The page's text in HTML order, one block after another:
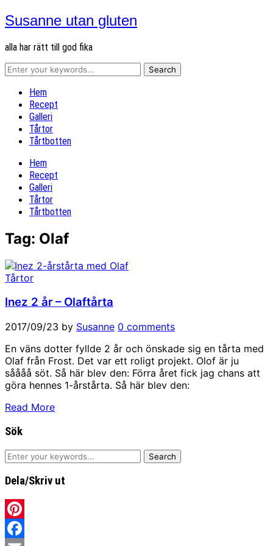
Susanne utan gluten
alla har rätt till god fika
Hem
Recept
Galleri
Tårtor
Tårtbotten
Hem
Recept
Galleri
Tårtor
Tårtbotten
Tag: Olaf
Tårtor
Inez 2 år – Olaftårta
2017/09/23 by Susanne 0 comments
En väns dotter fyllde 2 år och önskade sig en tårta med
Olaf från Frost. Det var ett roligt projekt. Olof är ju
såååå söt. Så här blev den: Förra året fick jag chans att
göra hennes 1-årstårta. Så här blev den:
Read More
Sök
Dela/Skriv ut
Pinterest